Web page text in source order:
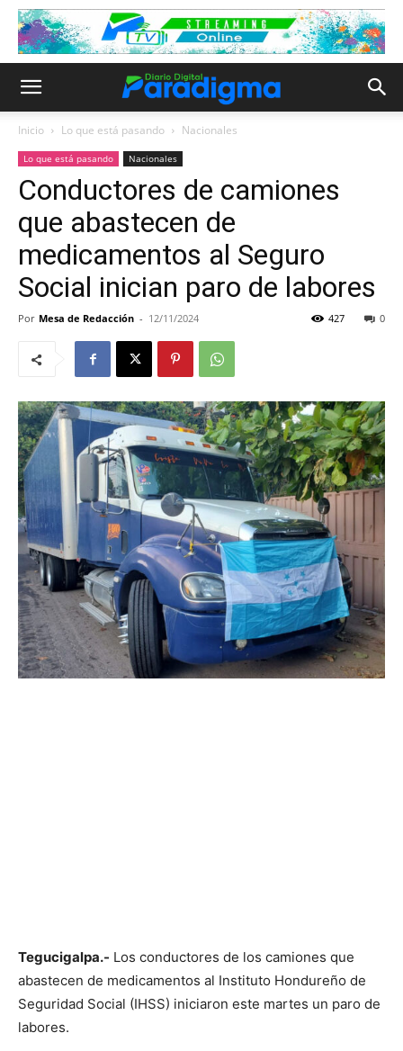
Inicio Lo que está pasando Nacionales
Lo que está pasando Nacionales
Conductores de camiones
que abastecen de
medicamentos al Seguro
Social inician paro de labores
Por Mesa de Redacción - 12/11/2024 0
427
Tegucigalpa.- Los conductores de los camiones que
abastecen de medicamentos al Instituto Hondureño de
Seguridad Social (IHSS) iniciaron este martes un paro de
labores.